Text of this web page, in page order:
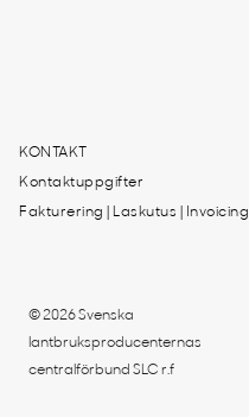
KONTAKT
Kontaktuppgifter
Fakturering | Laskutus | Invoicing
© 2026 Svenska
lantbruksproducenternas
centralförbund SLC r.f